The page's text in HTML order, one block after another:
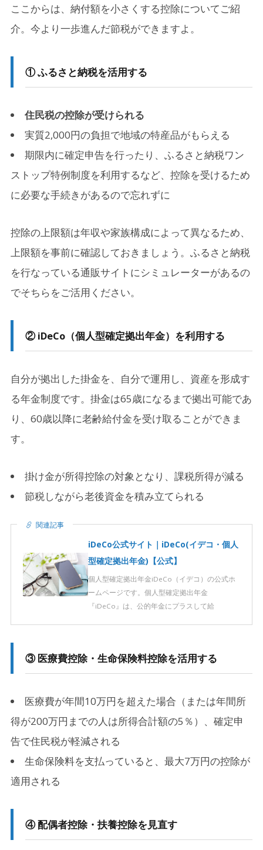
ここからは、納付額を小さくする控除についてご紹
介。今より一歩進んだ節税ができますよ。
① ふるさと納税を活用する
住民税の控除が受けられる
実質2,000円の負担で地域の特産品がもらえる
期限内に確定申告を行ったり、ふるさと納税ワン
ストップ特例制度を利用するなど、控除を受けるため
に必要な手続きがあるので忘れずに
控除の上限額は年収や家族構成によって異なるため、
上限額を事前に確認しておきましょう。ふるさと納税
を行なっている通販サイトにシミュレーターがあるの
でそちらをご活用ください。
② iDeCo（個人型確定拠出年金）を利用する
自分が拠出した掛金を、自分で運用し、資産を形成す
る年金制度です。掛金は65歳になるまで拠出可能であ
り、60歳以降に老齢給付金を受け取ることができま
す。
掛け金が所得控除の対象となり、課税所得が減る
節税しながら老後資金を積み立てられる
関連記事
iDeCo公式サイト｜iDeCo(イデコ・個人
型確定拠出年金)【公式】
個人型確定拠出年金iDeCo（イデコ）の公式ホ
ームページです。個人型確定拠出年金
『iDeCo』は、公的年金にプラスして給
③ 医療費控除・生命保険料控除を活用する
医療費が年間10万円を超えた場合（または年間所
得が200万円までの人は所得合計額の5％）、確定申
告で住民税が軽減される
生命保険料を支払っていると、最大7万円の控除が
適用される
④ 配偶者控除・扶養控除を見直す